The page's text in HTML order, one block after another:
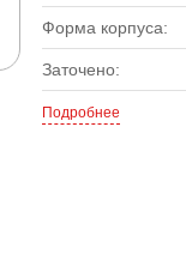
Форма корпуса:
Заточено:
Подробнее